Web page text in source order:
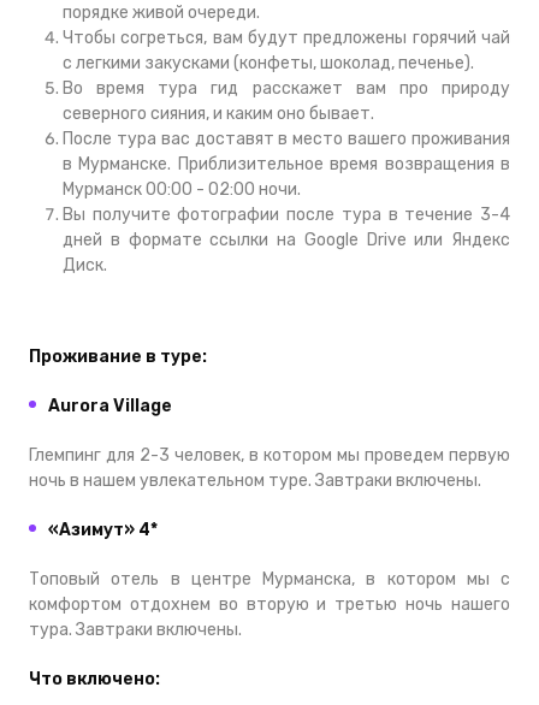
порядке живой очереди.
Чтобы согреться, вам будут предложены горячий чай
с легкими закусками (конфеты, шоколад, печенье).
Во время тура гид расскажет вам про природу
северного сияния, и каким оно бывает.
После тура вас доставят в место вашего проживания
в Мурманске. Приблизительное время возвращения в
Мурманск 00:00 - 02:00 ночи.
Вы получите фотографии после тура в течение 3-4
дней в формате ссылки на Google Drive или Яндекс
Диск.
Проживание в туре:
Aurora Village
Глемпинг для 2-3 человек, в котором мы проведем первую
ночь в нашем увлекательном туре. Завтраки включены.
«Азимут» 4*
Топовый отель в центре Мурманска, в котором мы с
комфортом отдохнем во вторую и третью ночь нашего
тура. Завтраки включены.
Что включено: